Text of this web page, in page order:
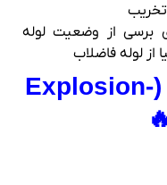
تخریب
5️⃣ دوربین ضدانفجار (Explosion-